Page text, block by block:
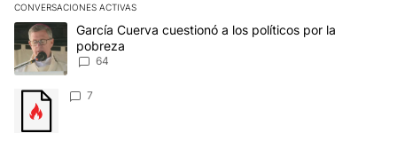
CONVERSACIONES ACTIVAS
Este listado muestra los artículos con más comentarios en los
Un artículo de tendencia con el título "García Cuerva cuestionó
García Cuerva cuestionó a los políticos por la
pobreza
64
Un artículo de tendencia con el título "" con 7 comentarios.
7